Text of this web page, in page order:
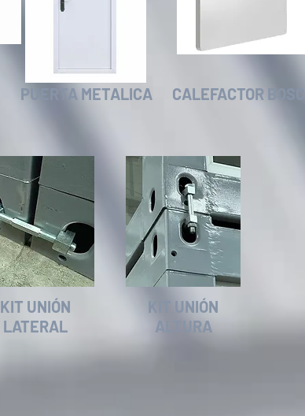
CALEFACTOR
PUERTA METALICA
KIT UNIÓN
LATERAL
KIT UNIÓN
ALTURA